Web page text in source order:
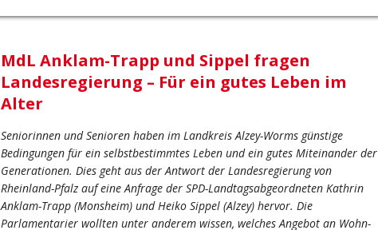
MdL Anklam-Trapp und Sippel fragen
Landesregierung – Für ein gutes Leben im
Alter
Seniorinnen und Senioren haben im Landkreis Alzey-Worms günstige
Bedingungen für ein selbstbestimmtes Leben und ein gutes Miteinander der
Generationen. Dies geht aus der Antwort der Landesregierung von
Rheinland-Pfalz auf eine Anfrage der SPD-Landtagsabgeordneten Kathrin
Anklam-Trapp (Monsheim) und Heiko Sippel (Alzey) hervor. Die
Parlamentarier wollten unter anderem wissen, welches Angebot an Wohn-